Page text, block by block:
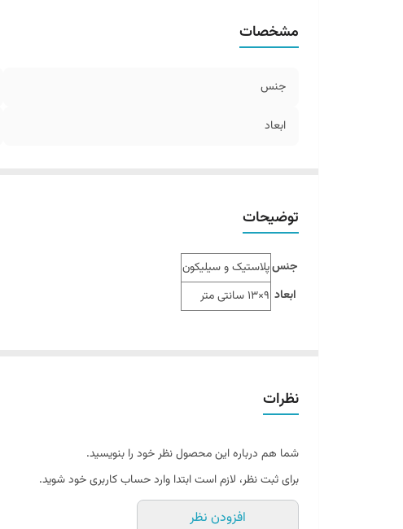
مشخصات
جنس
ابعاد
توضیحات
جنسپلاستیک و سیلیکون
ابعاد 9×13 سانتی متر
نظرات
شما هم درباره این محصول نظر خود را بنویسید.
برای ثبت نظر، لازم است ابتدا وارد حساب کاربری خود شوید.
افزودن نظر